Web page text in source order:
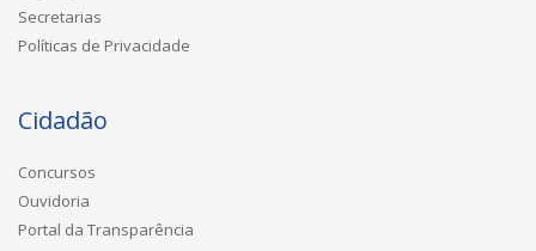
Secretarias
Políticas de Privacidade
Cidadão
Concursos
Ouvidoria
Portal da Transparência